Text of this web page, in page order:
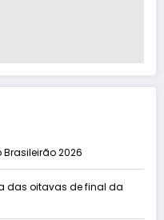
2026
das oitavas de final da